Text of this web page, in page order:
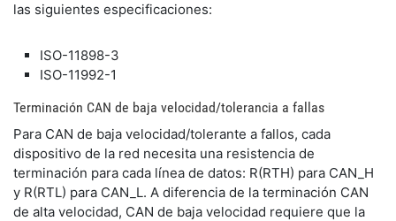
las siguientes especificaciones:
ISO-11898-3
ISO-11992-1
Terminación CAN de baja velocidad/tolerancia a fallas
Para CAN de baja velocidad/tolerante a fallos, cada
dispositivo de la red necesita una resistencia de
terminación para cada línea de datos: R(RTH) para CAN_H
y R(RTL) para CAN_L. A diferencia de la terminación CAN
de alta velocidad, CAN de baja velocidad requiere que la